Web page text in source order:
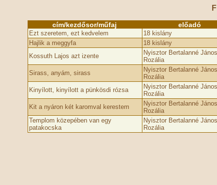
cím/kezdősor/műfaj előadó
Ezt szeretem, ezt kedvelem
18 kislány
Hajlik a meggyfa
18 kislány
Kossuth Lajos azt izente
Nyisztor Bertalanné János
Rozália
Sirass, anyám, sirass
Nyisztor Bertalanné János
Rozália
Kinyílott, kinyílott a pünkösdi rózsa
Nyisztor Bertalanné János
Rozália
Kit a nyáron két karomval kerestem
Nyisztor Bertalanné János
Rozália
Templom közepében van egy
patakocska
Nyisztor Bertalanné János
Rozália